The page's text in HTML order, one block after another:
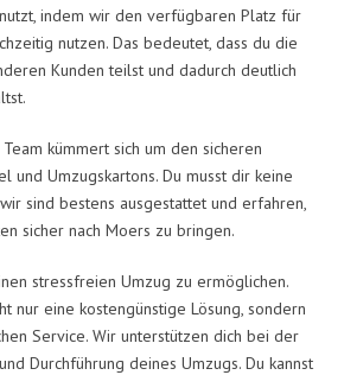
indem wir den verfügbaren Platz für
nutzen. Das bedeutet, dass du die
Kunden teilst und dadurch deutlich
kümmert sich um den sicheren
und Umzugskartons. Du musst dir keine
sind bestens ausgestattet und erfahren,
sicher nach Moers zu bringen.
stressfreien Umzug zu ermöglichen.
nur eine kostengünstige Lösung, sondern
Service. Wir unterstützen dich bei der
Durchführung deines Umzugs. Du kannst